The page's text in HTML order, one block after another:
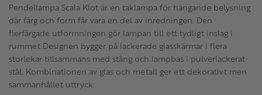
Pendellampa Scala Klot är en taklampa för hängande belysning
där färg och form får vara en del av inredningen. Den
flerfärgade utformningen gör lampan till ett tydligt inslag i
rummet.Designen bygger på lackerade glasskärmar i flera
storlekar tillsammans med stång och lampbas i pulverlackerat
stål. Kombinationen av glas och metall ger ett dekorativt men
sammanhållet uttryck.